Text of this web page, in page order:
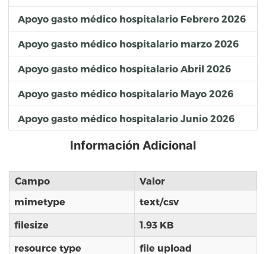
Apoyo gasto médico hospitalario Febrero 2026
Apoyo gasto médico hospitalario marzo 2026
Apoyo gasto médico hospitalario Abril 2026
Apoyo gasto médico hospitalario Mayo 2026
Apoyo gasto médico hospitalario Junio 2026
Información Adicional
Campo
Valor
mimetype
text/csv
filesize 1.93 KB
resource type file upload